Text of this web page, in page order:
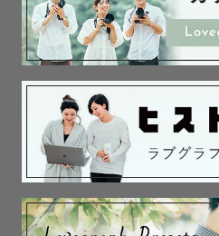
ください。とはいえ、毛の付着
安な方は、ご遠慮ください。
初めまして！ずほちんです☺︎
数多いページから私のページに
ざいます◎